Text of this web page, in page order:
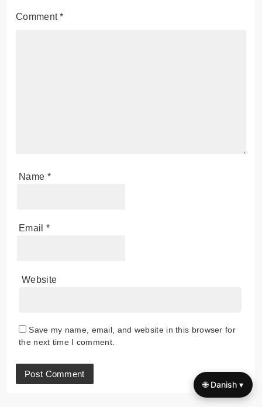
Comment*
Name *
Email *
Website
Save my name, email, and website in this browser for
the next time I comment.
🌐 Danish ▾